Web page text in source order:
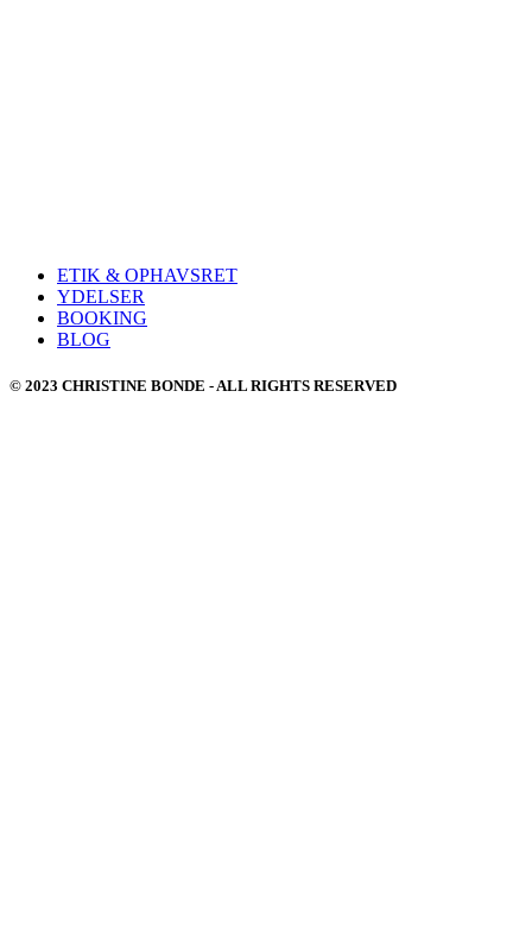
ETIK & OPHAVSRET
YDELSER
BOOKING
BLOG
© 2023 CHRISTINE BONDE - ALL RIGHTS RESERVED